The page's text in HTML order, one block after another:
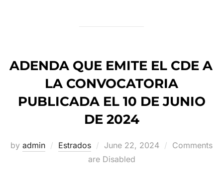
ADENDA QUE EMITE EL CDE A
LA CONVOCATORIA
PUBLICADA EL 10 DE JUNIO
DE 2024
by admin Estrados
Posted
on
June 22, 2024
Comments
are Disabled